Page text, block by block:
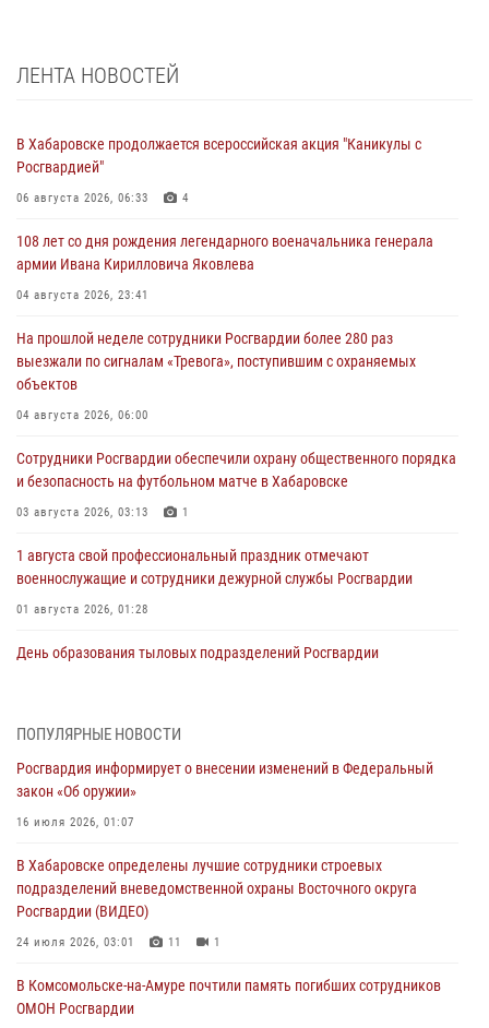
ЛЕНТА НОВОСТЕЙ
В Хабаровске продолжается всероссийская акция "Каникулы с
Росгвардией"
06 августа 2026, 06:33 4
108 лет со дня рождения легендарного военачальника генерала
армии Ивана Кирилловича Яковлева
04 августа 2026, 23:41
На прошлой неделе сотрудники Росгвардии более 280 раз
выезжали по сигналам «Тревога», поступившим с охраняемых
объектов
04 августа 2026, 06:00
Сотрудники Росгвардии обеспечили охрану общественного порядка
и безопасность на футбольном матче в Хабаровске
03 августа 2026, 03:13 1
1 августа свой профессиональный праздник отмечают
военнослужащие и сотрудники дежурной службы Росгвардии
01 августа 2026, 01:28
День образования тыловых подразделений Росгвардии
В Управлении Росгвардии по Хабаровскому краю состоялось
избирательного права
31 июля 2026, 03:26
женщине, потерявшей сознание во время массового мероприятия
29 июля 2026, 23:24 2
В Хабаровске продолжается акция «Каникулы с Росгвардией»
За прошедшую неделю в Хабаровском крае росгвардейцы провели
ПОПУЛЯРНЫЕ НОВОСТИ
Росгвардия информирует о внесении изменений в Федеральный
закон «Об оружии»
16 июля 2026, 01:07
В Хабаровске определены лучшие сотрудники строевых
подразделений вневедомственной охраны Восточного округа
Росгвардии (ВИДЕО)
24 июля 2026, 03:01 11 1
В Комсомольске-на-Амуре почтили память погибших сотрудников
ОМОН Росгвардии